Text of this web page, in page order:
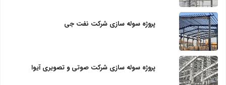
پروژه سوله سازی شرکت نفت جی
پروژه سوله سازی شرکت صوتی و تصویری آیوا